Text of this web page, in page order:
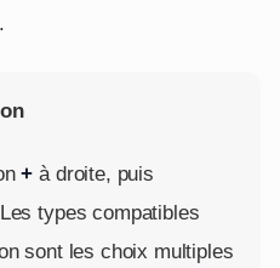
+ à droite, puis
types compatibles
sont les choix multiples